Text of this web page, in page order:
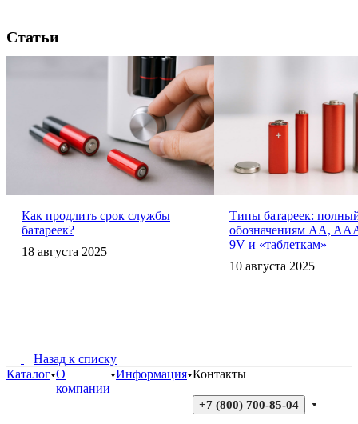
Статьи
Как продлить срок службы
батареек?
18 августа 2025
Типы батареек:
обозначениям AA,
9V и «таблеткам»
10 августа 2025
Назад к списку
Каталог О
компании
Информация Контакты
+7 (800) 700-85-04